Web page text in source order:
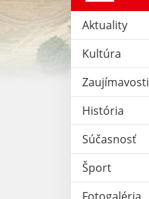
Aktuality
Kultúra
Zaujímavosti
História
Súčasnosť
Šport